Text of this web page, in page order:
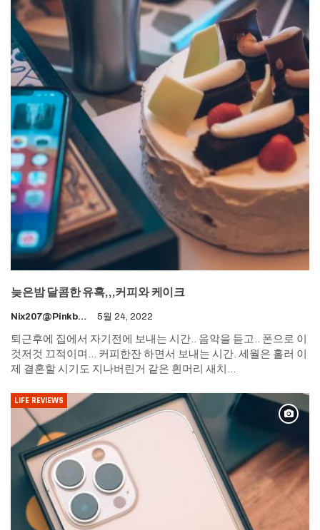
늦은밤 달콤한 유혹,,,커피와 케이크
Nix207@pinkboy.org 5월 24, 2022
퇴근후에 집에서 자기전에 보내는 시간.. 음악을 듣고.. 폰으로 이
것저것 끄적이며... 커피한잔 하면서 보내는 시간. 세월은 흘러 이
제 결혼할 시기도 지나버린거 같은 흰머리 새치
LIFE REVIEWS